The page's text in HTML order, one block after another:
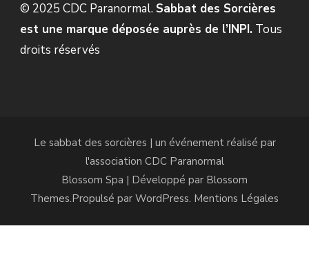
© 2025 CDC Paranormal. Sabbat des Sorcières
est une marque déposée auprès de l’INPI. Tous
droits réservés
Le sabbat des sorcières | un événement réalisé par
l'association CDC Paranormal
Blossom Spa | Développé par Blossom
Themes.Propulsé par WordPress. Mentions Légales